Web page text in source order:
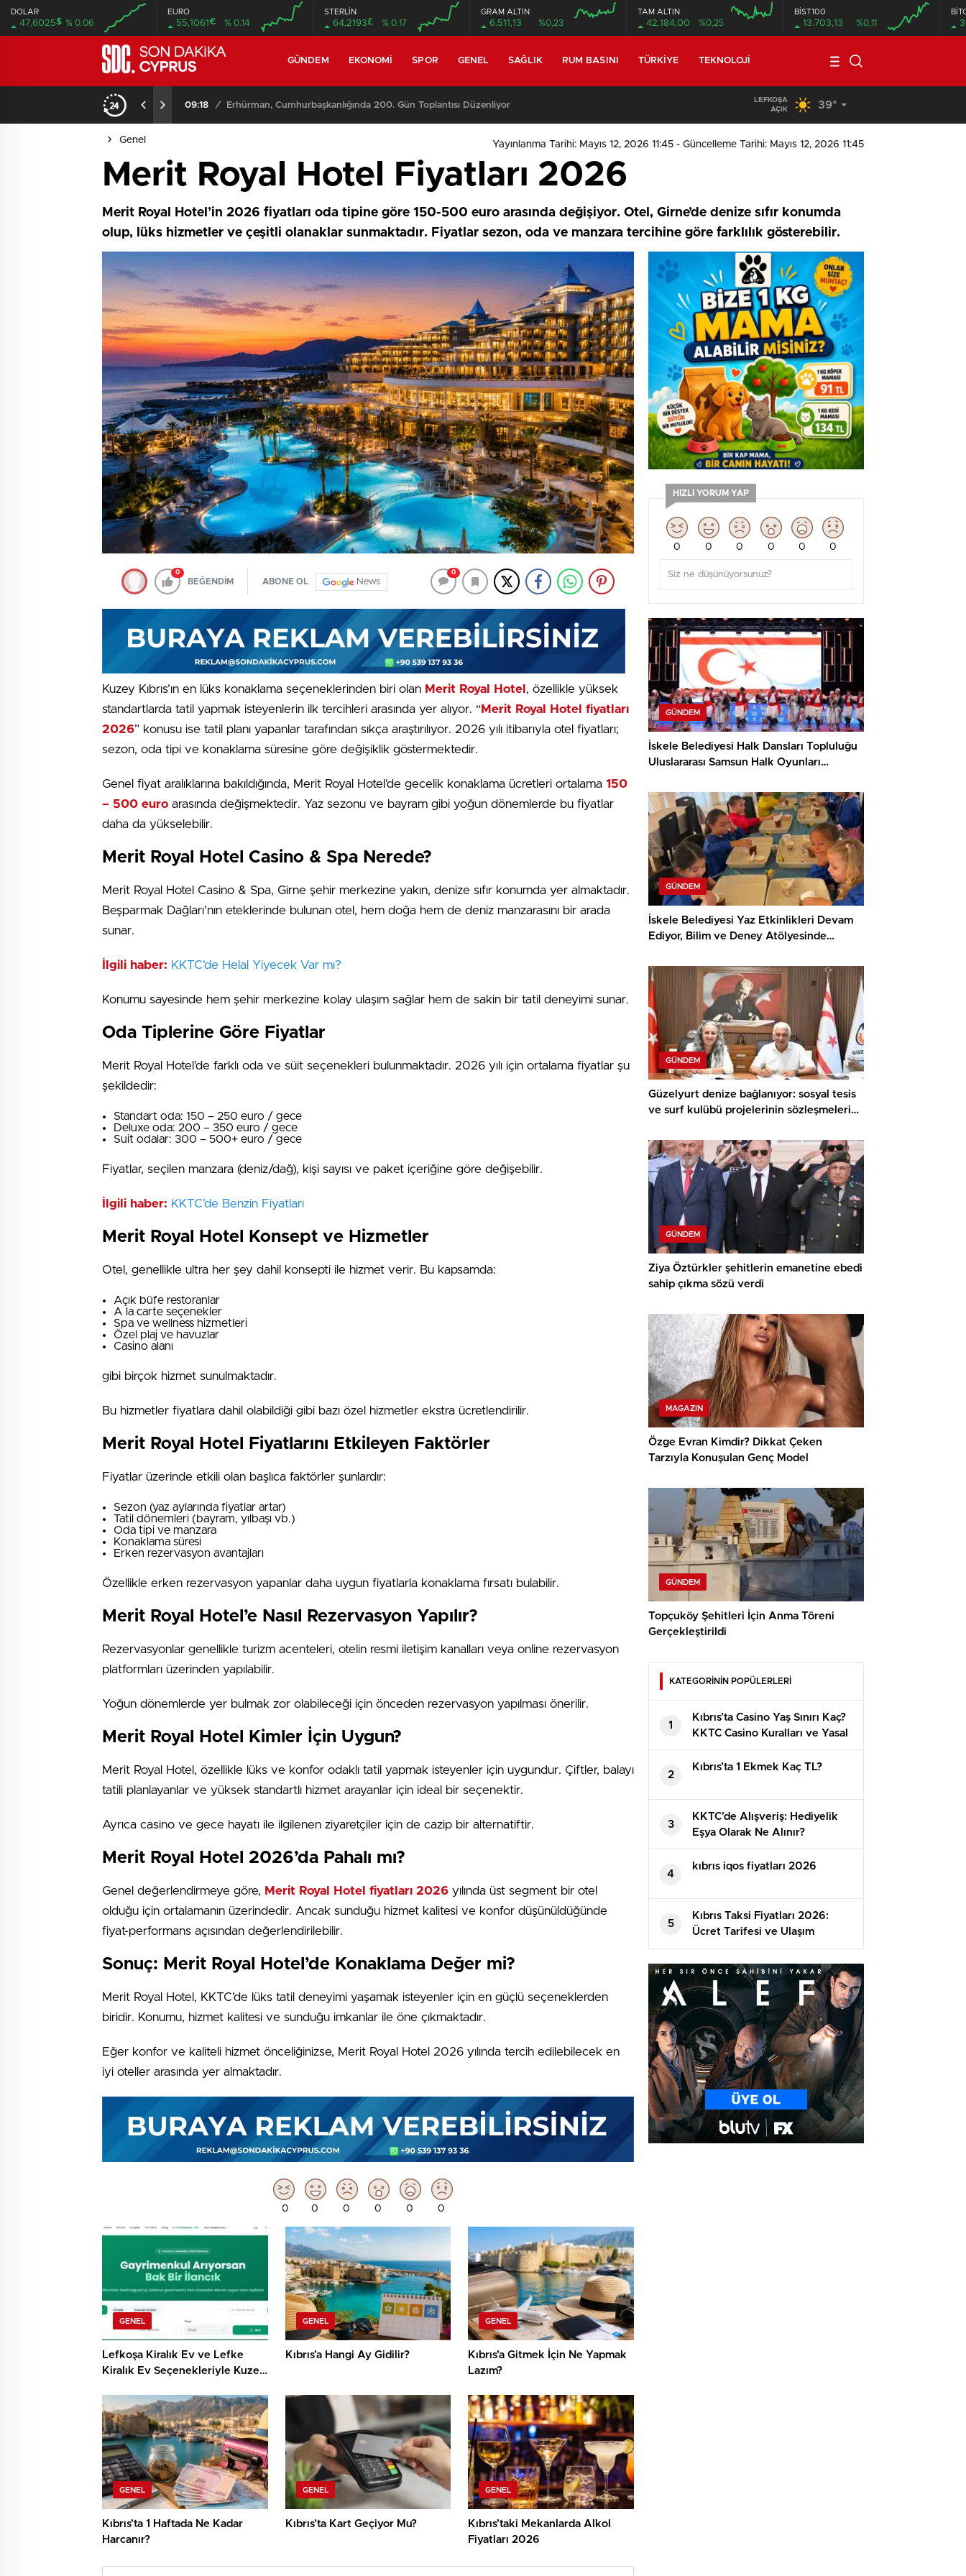
DOLAR
47,6025$ % 0.06
EURO
55,1061€ % 0.14
STERLİN
64,2193£ % 0.17
GRAM ALTIN
6.511,13 %0,23
TAM ALTIN
42.184,00 %0,25
BİST100
13.703,13 %0,11
GÜNDEM EKONOMI SPOR GENEL SAĞLIK RUM BASINI TÜRKIYE TEKNOLOJI
09:18 / Erhürman, Cumhurbaşkanlığında 200. Gün Toplantısı Düzenliyor Meclis, yasama gündemiyle yeniden toplanıyor
LEFKOŞA
AÇIK
39°
Genel Yayınlanma Tarihi: Mayıs 12, 2026 11:45 - Güncelleme Tarihi: Mayıs 12, 2026 11:45
Merit Royal Hotel Fiyatları 2026
Merit Royal Hotel’in 2026 fiyatları oda tipine göre 150-500 euro arasında değişiyor. Otel, Girne’de denize sıfır konumda
olup, lüks hizmetler ve çeşitli olanaklar sunmaktadır. Fiyatlar sezon, oda ve manzara tercihine göre farklılık gösterebilir.
0
BEĞENDİM ABONE OL News
0
Kuzey Kıbrıs’ın en lüks konaklama seçeneklerinden biri olan Merit Royal Hotel , özellikle yüksek
standartlarda tatil yapmak isteyenlerin ilk tercihleri arasında yer alıyor. “Merit Royal Hotel fiyatları
2026” konusu ise tatil planı yapanlar tarafından sıkça araştırılıyor. 2026 yılı itibarıyla otel fiyatları;
sezon, oda tipi ve konaklama süresine göre değişiklik göstermektedir.
Genel fiyat aralıklarına bakıldığında, Merit Royal Hotel’de gecelik konaklama ücretleri ortalama 150
– 500 euro arasında değişmektedir. Yaz sezonu ve bayram gibi yoğun dönemlerde bu fiyatlar
daha da yükselebilir.
Merit Royal Hotel Casino & Spa Nerede?
Merit Royal Hotel Casino & Spa, Girne şehir merkezine yakın, denize sıfır konumda yer almaktadır.
Beşparmak Dağları’nın eteklerinde bulunan otel, hem doğa hem de deniz manzarasını bir arada
sunar.
İlgili haber: KKTC’de Helal Yiyecek Var mı?
Konumu sayesinde hem şehir merkezine kolay ulaşım sağlar hem de sakin bir tatil deneyimi sunar.
Oda Tiplerine Göre Fiyatlar
Merit Royal Hotel’de farklı oda ve süit seçenekleri bulunmaktadır. 2026 yılı için ortalama fiyatlar şu
şekildedir:
Standart oda: 150 – 250 euro / gece
Deluxe oda: 200 – 350 euro / gece
Suit odalar: 300 – 500+ euro / gece
Fiyatlar, seçilen manzara (deniz/dağ), kişi sayısı ve paket içeriğine göre değişebilir.
İlgili haber: ⁠KKTC’de Benzin Fiyatları
Merit Royal Hotel Konsept ve Hizmetler
Otel, genellikle ultra her şey dahil konsepti ile hizmet verir. Bu kapsamda:
Açık büfe restoranlar
A la carte seçenekler
Spa ve wellness hizmetleri
Özel plaj ve havuzlar
Casino alanı
gibi birçok hizmet sunulmaktadır.
Bu hizmetler fiyatlara dahil olabildiği gibi bazı özel hizmetler ekstra ücretlendirilir.
Merit Royal Hotel Fiyatlarını Etkileyen Faktörler
Fiyatlar üzerinde etkili olan başlıca faktörler şunlardır:
Sezon (yaz aylarında fiyatlar artar)
Tatil dönemleri (bayram, yılbaşı vb.)
Oda tipi ve manzara
Konaklama süresi
Erken rezervasyon avantajları
Özellikle erken rezervasyon yapanlar daha uygun fiyatlarla konaklama fırsatı bulabilir.
Merit Royal Hotel’e Nasıl Rezervasyon Yapılır?
Rezervasyonlar genellikle turizm acenteleri, otelin resmi iletişim kanalları veya online rezervasyon
platformları üzerinden yapılabilir.
Yoğun dönemlerde yer bulmak zor olabileceği için önceden rezervasyon yapılması önerilir.
Merit Royal Hotel Kimler İçin Uygun?
Merit Royal Hotel, özellikle lüks ve konfor odaklı tatil yapmak isteyenler için uygundur. Çiftler, balayı
tatili planlayanlar ve yüksek standartlı hizmet arayanlar için ideal bir seçenektir.
Ayrıca casino ve gece hayatı ile ilgilenen ziyaretçiler için de cazip bir alternatiftir.
Merit Royal Hotel 2026’da Pahalı mı?
Genel değerlendirmeye göre, Merit Royal Hotel fiyatları 2026 yılında üst segment bir otel
olduğu için ortalamanın üzerindedir. Ancak sunduğu hizmet kalitesi ve konfor düşünüldüğünde
fiyat-performans açısından değerlendirilebilir.
Sonuç: Merit Royal Hotel’de Konaklama Değer mi?
Merit Royal Hotel, KKTC’de lüks tatil deneyimi yaşamak isteyenler için en güçlü seçeneklerden
biridir. Konumu, hizmet kalitesi ve sunduğu imkanlar ile öne çıkmaktadır.
Eğer konfor ve kaliteli hizmet önceliğinizse, Merit Royal Hotel 2026 yılında tercih edilebilecek en
iyi oteller arasında yer almaktadır.
0 0 0 0 0 0
GENEL
Lefkoşa Kiralık Ev ve Lefke
Kiralık Ev Seçenekleriyle Kuzey
GENEL
Kıbrıs’a Hangi Ay Gidilir?
GENEL
Kıbrıs’a Gitmek İçin Ne Yapmak
Lazım?
GENEL
Kıbrıs’ta 1 Haftada Ne Kadar
Harcanır?
GENEL
Kıbrıs’ta Kart Geçiyor Mu?
GENEL
Kıbrıs’taki Mekanlarda Alkol
Fiyatları 2026
HIZLI YORUM YAP
0 0 0 0 0 0
GÜNDEM
İskele Belediyesi Halk Dansları Topluluğu
Uluslararası Samsun Halk Oyunları
Ediyor
GÜNDEM
İskele Belediyesi Yaz Etkinlikleri Devam
Ediyor, Bilim ve Deney Atölyesinde
GÜNDEM
Güzelyurt denize bağlanıyor: sosyal tesis
ve surf kulübü projelerinin sözleşmeleri
GÜNDEM
Ziya Öztürkler şehitlerin emanetine ebedi
sahip çıkma sözü verdi
MAGAZIN
Özge Evran Kimdir? Dikkat Çeken
Tarzıyla Konuşulan Genç Model
GÜNDEM
Topçuköy Şehitleri İçin Anma Töreni
Gerçekleştirildi
KATEGORİNİN POPÜLERLERİ
1
Kıbrıs’ta Casino Yaş Sınırı Kaç?
KKTC Casino Kuralları ve Yasal
Detaylar
2
Kıbrıs’ta 1 Ekmek Kaç TL?
3
KKTC’de Alışveriş: Hediyelik
Eşya Olarak Ne Alınır?
4
⁠kıbrıs iqos fiyatları 2026
5
Kıbrıs Taksi Fiyatları 2026:
Ücret Tarifesi ve Ulaşım
Rehberi